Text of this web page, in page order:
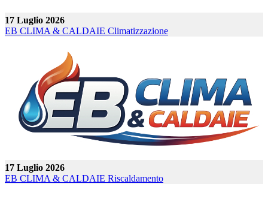
17 Luglio 2026
EB CLIMA & CALDAIE Climatizzazione
17 Luglio 2026
EB CLIMA & CALDAIE Riscaldamento